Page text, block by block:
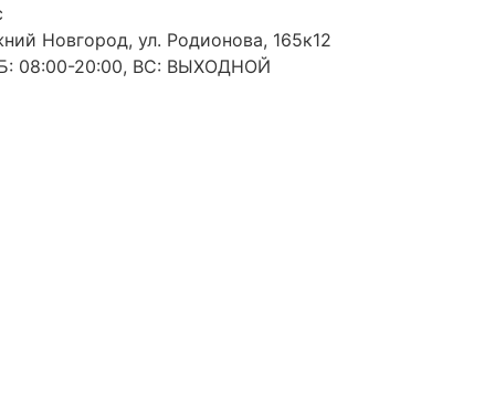
Новгород, ул. Родионова, 165к12
08:00-20:00, ВС: ВЫХОДНОЙ